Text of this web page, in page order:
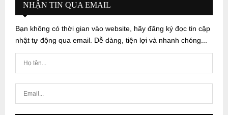
NHẬN TIN QUA EMAIL
Bạn không có thời gian vào website, hãy đăng ký đọc tin cập
nhật tự động qua email. Dễ dàng, tiện lợi và nhanh chóng...